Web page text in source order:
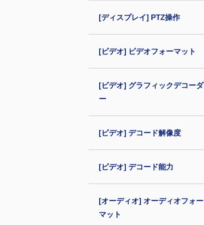
[ディスプレイ] PTZ操作
[ビデオ] ビデオフォーマット
[ビデオ] グラフィックデコーダ
ー
[ビデオ] デコード解像度
[ビデオ] デコード能力
[オーディオ] オーディオフォー
マット